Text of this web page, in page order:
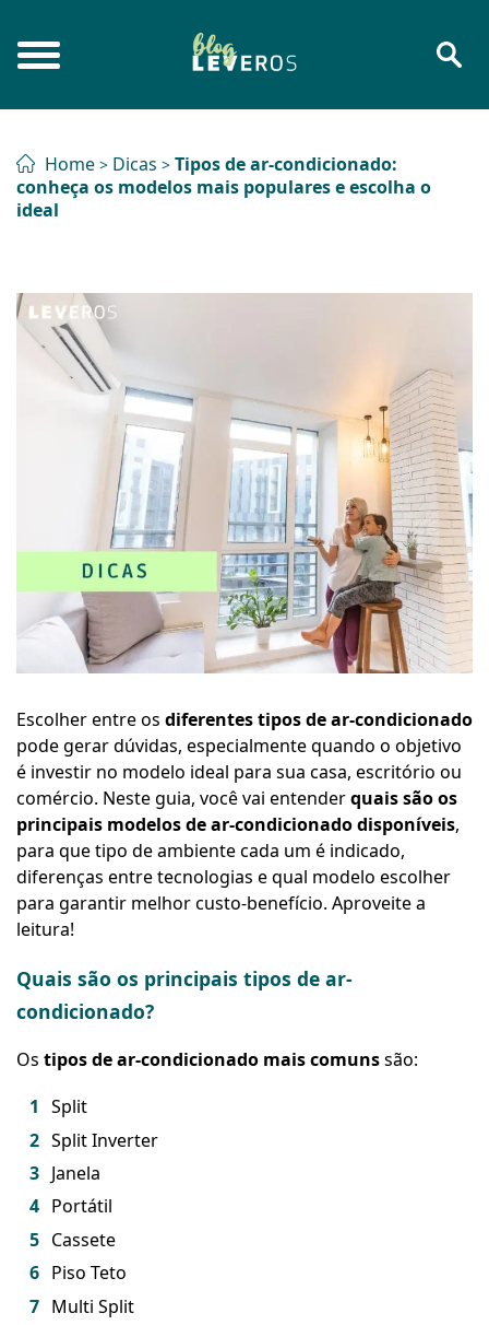
Home > Dicas > Tipos de ar-condicionado:
conheça os modelos mais populares e escolha o
ideal
Escolher entre os diferentes tipos de ar-condicionado
pode gerar dúvidas, especialmente quando o objetivo
é investir no modelo ideal para sua casa, escritório ou
comércio. Neste guia, você vai entenderquais são os
principais modelos de ar-condicionado disponíveis,
para que tipo de ambiente cada um é indicado,
diferenças entre tecnologias e qual modelo escolher
para garantir melhor custo-benefício. Aproveite a
leitura!
Quais são os principais tipos de ar-
condicionado?
Os tipos de ar-condicionado mais comunssão:
Split
Split Inverter
Janela
Portátil
Cassete
Piso Teto
Multi Split